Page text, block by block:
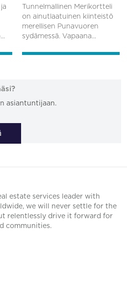
Tunnelmallinen Merikortteli
on ainutlaatuinen kiinteistö
merellisen Punavuoren
sydämessä. Vapaana...
asiantuntijaan.
estate services leader with
we will never settle for the
relentlessly drive it forward for
communities.